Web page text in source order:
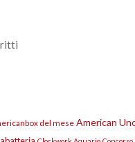
del mese American